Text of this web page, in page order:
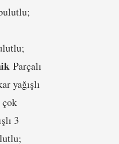
Parçalı
yağışlı
çok
3